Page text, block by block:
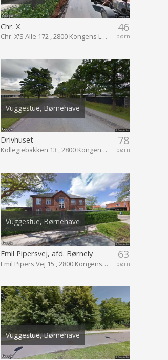
46
børn
Chr. X
Chr. X'S Alle 172 , 2800 Kongens Lyngby
Vuggestue, Børnehave
78
børn
Drivhuset
Kollegiebakken 13 , 2800 Kongens Lyngby
Vuggestue, Børnehave
63
børn
Emil Pipersvej, afd. Børnely
Emil Pipers Vej 15 , 2800 Kongens Lyngby
Vuggestue, Børnehave